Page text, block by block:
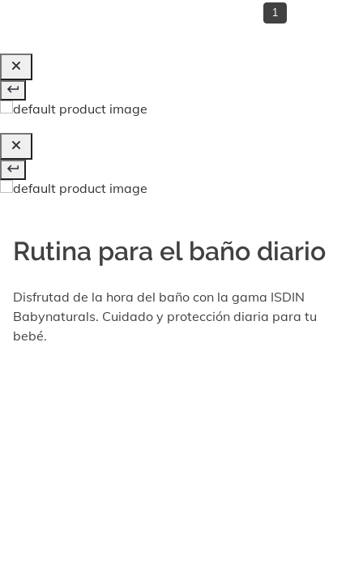
1
Rutina para el baño diario
Disfrutad de la hora del baño con la gama ISDIN
Babynaturals. Cuidado y protección diaria para tu
bebé.